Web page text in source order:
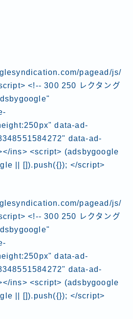
pagead/js/
<!-- 300 250 レクタング
data-ad-
data-ad-
ins> <script> (adsbygoogle
|| []).push({}); </script>
pagead/js/
<!-- 300 250 レクタング
data-ad-
data-ad-
ins> <script> (adsbygoogle
|| []).push({}); </script>